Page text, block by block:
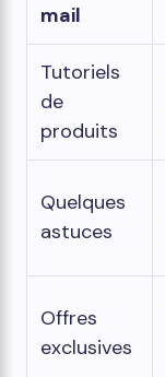
mail
Tutoriels
de
produits
Quelques
astuces
Offres
exclusives